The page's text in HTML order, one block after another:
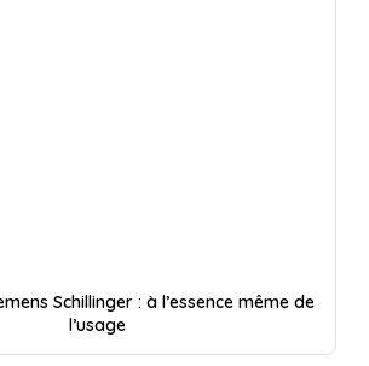
Schillinger : à l’essence même de
l’usage